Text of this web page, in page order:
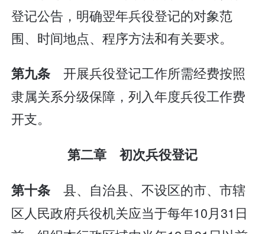
登记公告，明确翌年兵役登记的对象范
围、时间地点、程序方法和有关要求。
第九条开展兵役登记工作所需经费按照
隶属关系分级保障，列入年度兵役工作费
开支。
第二章 初次兵役登记
第十条县、自治县、不设区的市、市辖
区人民政府兵役机关应当于每年10月31日